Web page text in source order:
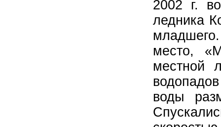
2002 г.
ледника
место,
местной
воды